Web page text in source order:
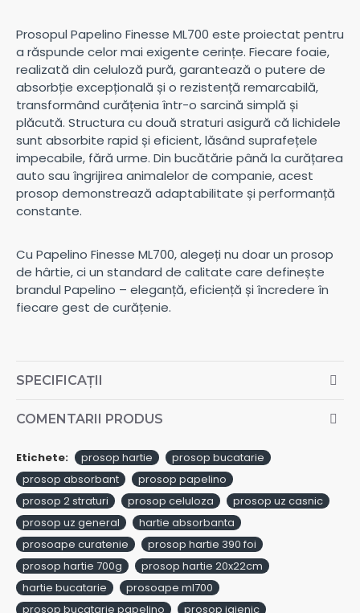
Prosopul Papelino Finesse ML700 este proiectat pentru
a răspunde celor mai exigente cerințe. Fiecare foaie,
realizată din celuloză pură, garantează o putere de
absorbție excepțională și o rezistență remarcabilă,
transformând curățenia într-o sarcină simplă și
plăcută. Structura cu două straturi asigură că lichidele
sunt absorbite rapid și eficient, lăsând suprafețele
impecabile, fără urme. Din bucătărie până la curățarea
auto sau îngrijirea animalelor de companie, acest
prosop demonstrează adaptabilitate și performanță
constante.
Cu Papelino Finesse ML700, alegeți nu doar un prosop
de hârtie, ci un standard de calitate care definește
brandul Papelino – eleganță, eficiență și încredere în
fiecare gest de curățenie.
SPECIFICAȚII
COMENTARII PRODUS
Etichete: prosop hartie
prosop bucatarie
prosop absorbant
prosop papelino
prosop 2 straturi
prosop celuloza
prosop uz casnic
prosop uz general
hartie absorbanta
prosoape curatenie
prosop hartie 390 foi
prosop hartie 700g
prosop hartie 20x22cm
hartie bucatarie
prosoape ml700
prosop bucatarie papelino
prosop igienic